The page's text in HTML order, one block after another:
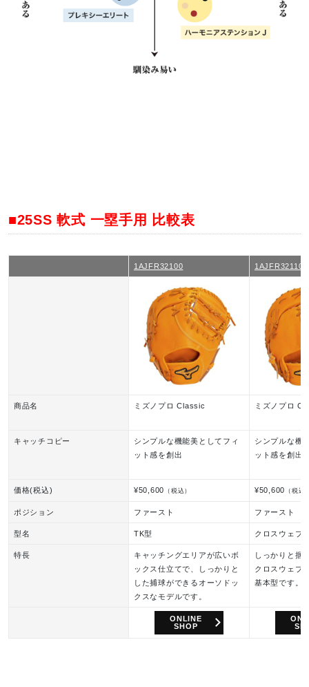
■25SS 軟式 一塁手用 比較表
1AJFR32100 1AJFR32110
商品名 ミズノプロ Classic ミズノプロ
キャッチコピー
シンプルな機能美としてフィ
ット感を創出
シンプルな機
ット感を創出
価格(税込) ¥50,600 （税込） ¥50,600 （税込
ポジション ファースト ファースト
型名 TK型 クロスウェブ
特長
キャッチングエリアが広いボ
ックス仕立てで、しっかりと
した捕球ができるオーソドッ
クスなモデルです。
しっかりと掴
クロスウェブ
基本型です。
ONLINE
SHOP